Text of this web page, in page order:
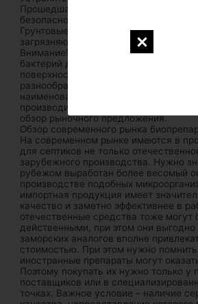
Прошедшая биоочистку вода будет
безопасной для роста растений.
Грунтовые и подземные воды не
загрязняющим факторам.
Внимание! Перед тем как выбрать
бактерий для биосептиков нужно
поверхностную информацию о
разнообразие имеющихся в продаже
наименований биопрепаратов,
производителей и др. Ниже
обзор рыночного предложения.
Обзор современного рынка
На современном рынке имеются в
для септиков не только
зарубежного производства. Нужно
рубежом выработан более весомый
производстве подобных
импортная продукция имеет
качество и заметно эффективнее в
отечественные средства тоже могут
действенными, при этом они выгодно
заморских аналогов вполне
стоимостью. При этом нужно
иностранные препараты могут
Поэтому покупать их нужно только у
поставщиков или в
точках. Важное условие – наличие